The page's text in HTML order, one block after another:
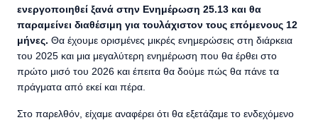
ενεργοποιηθεί ξανά στην Ενημέρωση 25.13 και θα
παραμείνει διαθέσιμη για τουλάχιστον τους επόμενους 12
μήνες. Θα έχουμε ορισμένες μικρές ενημερώσεις στη διάρκεια
του 2025 και μια μεγαλύτερη ενημέρωση που θα έρθει στο
πρώτο μισό του 2026 και έπειτα θα δούμε πώς θα πάνε τα
πράγματα από εκεί και πέρα.
Στο παρελθόν, είχαμε αναφέρει ότι θα εξετάζαμε το ενδεχόμενο